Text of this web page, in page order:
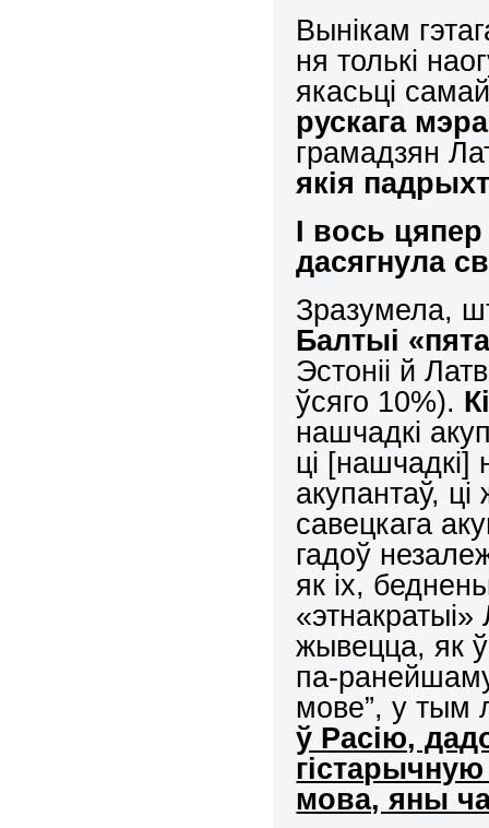
Вынікам
ня толькі
якасьці
рускага
грамадзян
якія
І вось
дасягнула
Зразумела,
Балтыі
Эстоніі й
ўсяго 10%).
нашчадкі
ці [нашчадкі]
акупантаў,
савецкага
гадоў
як іх,
«этнакратыі»
жывецца, як
па-
мове”, у тым
ў Расію,
мова, яны